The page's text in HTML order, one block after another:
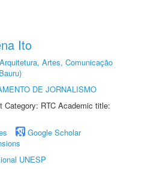
Ito
Artes, Comunicação
DE JORNALISMO
Category: RTC Academic title:
Google Scholar
UNESP